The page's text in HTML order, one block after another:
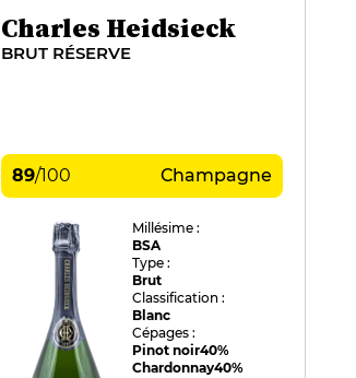
Charles Heidsieck
BRUT RÉSERVE
89/100 Champagne
Millésime :
BSA
Type :
Brut
Classification :
Blanc
Cépages :
Pinot noir40%
Chardonnay40%